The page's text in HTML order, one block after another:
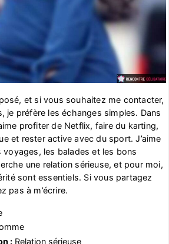
et si vous souhaitez me contacter,
je préfère les échanges simples. Dans
profiter de Netflix, faire du karting,
et rester active avec du sport. J’aime
voyages, les balades et les bons
une relation sérieuse, et pour moi,
sont essentiels. Si vous partagez
pas à m’écrire.
:Relation sérieuse